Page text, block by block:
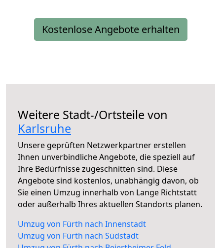
Kostenlose Angebote erhalten
Weitere Stadt-/Ortsteile von
Karlsruhe
Unsere geprüften Netzwerkpartner erstellen
Ihnen unverbindliche Angebote, die speziell auf
Ihre Bedürfnisse zugeschnitten sind. Diese
Angebote sind kostenlos, unabhängig davon, ob
Sie einen Umzug innerhalb von Lange Richtstatt
oder außerhalb Ihres aktuellen Standorts planen.
Umzug von Fürth nach Innenstadt
Umzug von Fürth nach Südstadt